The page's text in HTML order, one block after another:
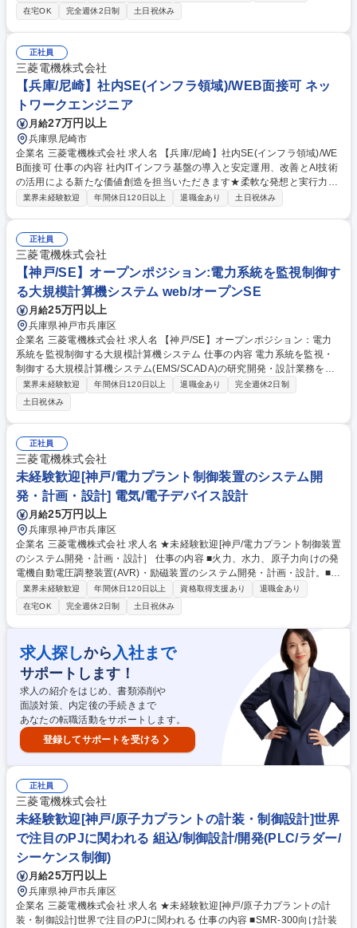
素技術開発：タービン発電機の電気的・ 機械的な技術課題の検討、要素モ
デルによる検証、研究所との共同開発 (2)ラインナップ開発：機種戦略の
策定、標準機の基本設計、電気設計、機能設計(3)技術検証：タービン発電
機の検証計画、および結果の評価＜構造企画＞(1)構造企画：タービン発電
機の新構造・工法開発、全体構造計画、各部品の計画図作成、ラインナッ
プ化検討(2)原価企画：開発機種の目標原価設定、原価管理、新規メーカ開
拓、VE活動等 募集職種 [神戸/タービン発電機の開発]新しい要素技術の開
発/柔軟な働き方が可能
在宅OK
完全週休2日制 土日祝休み
正社員
三菱電機株式会社
【兵庫/尼崎】社内SE(インフラ領域)/WEB面接可 ネッ
トワークエンジニア
月給27万円以上
兵庫県尼崎市
企業名 三菱電機株式会社 求人名 【兵庫/尼崎】社内SE(インフラ領域)/WE
B面接可 仕事の内容 社内ITインフラ基盤の導入と安定運用、改善とAI技術
の活用による新たな価値創造を担当いただきます★柔軟な発想と実行力を
持ち、成長を共に牽引していただける方をお待ちしております。 【具体的
運用 ■ISMSやITGC等の各種監査対応 など 募集職種 【兵庫/尼崎】社内SE
(インフラ領域)/WEB面接可
業界未経験歓迎 年間休日120日以上 退職金あり 土日祝休み
正社員
三菱電機株式会社
【神戸/SE】オープンポジション:電力系統を監視制御す
る大規模計算機システム web/オープンSE
月給25万円以上
兵庫県神戸市兵庫区
企業名 三菱電機株式会社 求人名 【神戸/SE】オープンポジション：電力
系統を監視制御する大規模計算機システム 仕事の内容 電力系統を監視・
制御する大規模計算機システム(EMS/SCADA)の研究開発・設計業務をお
任せします。社会インフラを支えるやりがいのある業務です。 ■再エネ電
源予測・制御システムや系統・配電制御システムの開発■系統運用高度化
のための通信システム構築■顧客への企画提案、システム全体設計、方針
立案■アプリケーション機能の開発取り纏め■試験、評価、納入後フォロー
■プロジェクト運用ルールの策定・推進等。※幅広い領域からスキルとキ
ャリアプランに合わせ柔軟に担当領域を決定していく魅力的な環境です。
募集職種 【神戸/SE】オープンポジション：電力系統を監視制御する大規
模計算機システム
業界未経験歓迎 年間休日120日以上 退職金あり
完全週休2日制
土日祝休み
正社員
三菱電機株式会社
未経験歓迎[神戸/電力プラント制御装置のシステム開
発・計画・設計] 電気/電子デバイス設計
月給25万円以上
兵庫県神戸市兵庫区
企業名 三菱電機株式会社 求人名 ★未経験歓迎[神戸/電力プラント制御装置
のシステム開発・計画・設計］ 仕事の内容 ■火力、水力、原子力向けの発
電機自動電圧調整装置(AVR)・励磁装置のシステム開発・計画・設計。■同
期発電機の自動電圧調整装置(AVR)/励磁装置、系統電圧制御装置(AVQR, P
SVR)の設計、製作：単線図、発電機設計 データ等を基にした機能設計
（シーケンス設計）等■自動電圧調整装置(AVR)のシステム開発、機能設
計：専用制御モジュール(AVRモジュール)用のプリント基板、及びツール
類の開発等■大電力機器（励磁装置）の電気設計（パワーエレクトロニク
ス）、シミュレーション及び構造設計：サイリスタ素子特性に基づく制御
回路設計、通電電流設計、大電流コネクタ（ジャンクション）設計等 募集
職種 ★未経験歓迎[神戸/電力プラント制御装置のシステム開発・計画・設
計］
業界未経験歓迎 年間休日120日以上 資格取得支援あり
退職金あり
在宅OK
完全週休2日制 土日祝休み
求人探しから 入社まで
サポートします！
求人の紹介をはじめ、書類添削や
面談対策、内定後の手続きまで
あなたの転職活動をサポートします。
登録してサポートを受ける
正社員
三菱電機株式会社
未経験歓迎[神戸/原子力プラントの計装・制御設計]世界
で注目のPJに関われる 組込/制御設計/開発(PLC/ラダー/
シーケンス制御)
月給25万円以上
兵庫県神戸市兵庫区
企業名 三菱電機株式会社 求人名 ★未経験歓迎[神戸/原子力プラントの計
装・制御設計]世界で注目のPJに関われる 仕事の内容 ■SMR-300向け計装